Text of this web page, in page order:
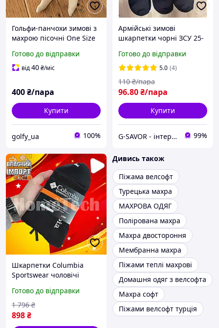
Гольфи-панчохи зимові з
махрою пісочні One Size
Готово до відправки
від40₴/міс
400₴/пара
Купити
golfy_ua 100%
Армійські зимові
шкарпетки чорні ЗСУ 25-
зимові шкарпетки з
махрою, трекінгові високі
носки
Готово до відправки
5.0 (4)
96.80₴/пара
110 ₴/пара
Купити
G-SAVOR - інтернет-магазин сумок, взуття та аксесуарів 99%
Шкарпетки Columbia
Sportswear чоловічі
для подарунка та
щоденного носіння,
шкарпетка Columbia
Sportswear
Готово до відправки
898₴
1 796 ₴
Дивись також
Піжама велсофт
Турецька махра
МАХРОВА ОДЯГ
Полірована махра
Махра двостороння
Мембранна махра
Піжами теплі махрові
Домашня одяг з велсофта
Махра софт
Піжами велсофт турція